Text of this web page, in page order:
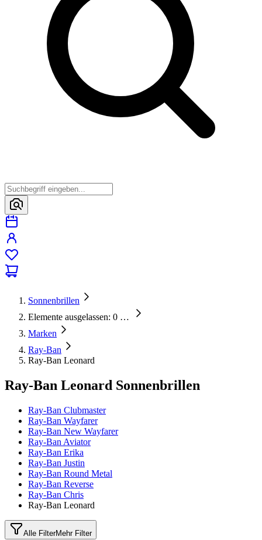
Sonnenbrillen
Elemente ausgelassen: 0 …
Marken
Ray-Ban
Ray-Ban Leonard
Ray-Ban Leonard Sonnenbrillen
Ray-Ban Clubmaster
Ray-Ban Wayfarer
Ray-Ban New Wayfarer
Ray-Ban Aviator
Ray-Ban Erika
Ray-Ban Justin
Ray-Ban Round Metal
Ray-Ban Reverse
Ray-Ban Chris
Ray-Ban Leonard
Alle FilterMehr Filter